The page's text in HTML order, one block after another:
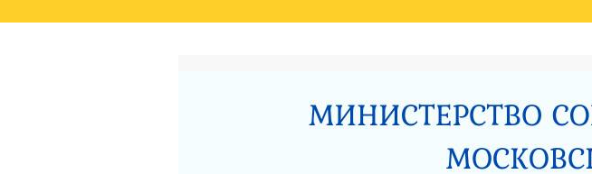
РОДИТЕЛЯМ О ПОЗИТИВНОМ МЫШЛЕНИИ РОДИТЕЛЯМ О ПОЗИТИВНОМ
АКТ ПРОВЕРКИ СЕРПУХОВСКОЙ ГОРОДСКОЙ ПРОКУРАТУРЫ САНИТАРНО
ПОЛОЖЕНИЕ О ПОПЕЧИТЕЛЬСКОМ СОВЕТЕ ПРИ ГКУСО МО «СЕРПУХОВСКИЙ